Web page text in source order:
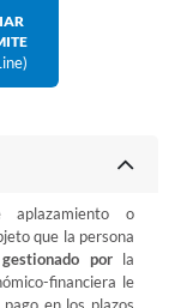
aplazamiento o
que la persona
gestionado porla
financiera le